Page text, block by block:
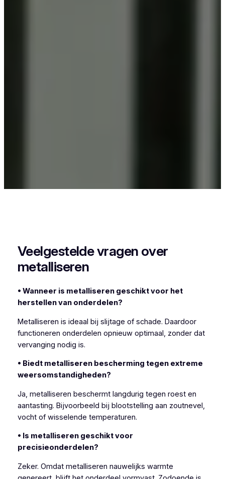
Veelgestelde vragen over
metalliseren
• Wanneer is metalliseren geschikt voor het
herstellen van onderdelen?
Metalliseren is ideaal bij slijtage of schade. Daardoor
functioneren onderdelen opnieuw optimaal, zonder dat
vervanging nodig is.
• Biedt metalliseren bescherming tegen extreme
weersomstandigheden?
Ja, metalliseren beschermt langdurig tegen roest en
aantasting. Bijvoorbeeld bij blootstelling aan zoutnevel,
vocht of wisselende temperaturen.
• Is metalliseren geschikt voor
precisieonderdelen?
Zeker. Omdat metalliseren nauwelijks warmte